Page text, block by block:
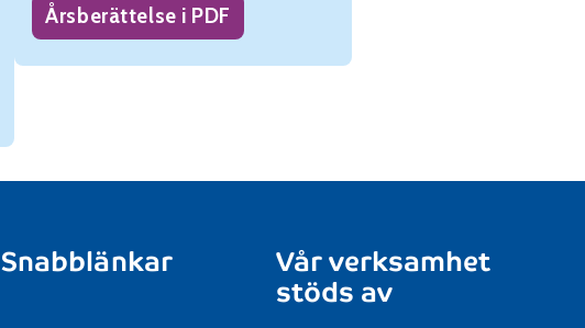
Årsberättelse i PDF
Snabblänkar
Vår verksamhet
stöds av